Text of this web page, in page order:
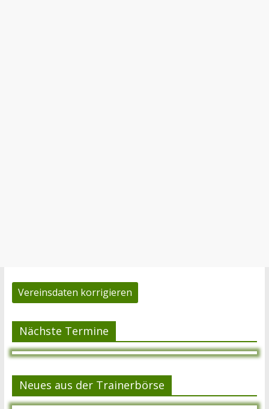
Vereinsdaten korrigieren
Nächste Termine
Neues aus der Trainerbörse